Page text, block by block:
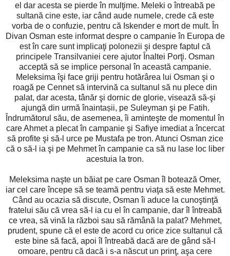
el dar acesta se pierde în mulţime. Meleki o întreabă pe
sultană cine este, iar când aude numele, crede că este
vorba de o confuzie, pentru că Iskender e mort de mult. În
Divan Osman este informat despre o campanie în Europa de
est în care sunt implicaţi polonezii şi despre faptul că
principele Transilvaniei cere ajutor Înaltei Porţi. Osman
acceptă să se implice personal în această campanie.
Meleksima îşi face griji pentru hotărârea lui Osman şi o
roagă pe Cennet să intervină ca sultanul să nu plece din
palat, dar acesta, tânăr şi dornic de glorie, visează să-şi
ajungă din urmă înaintașii, pe Suleyman şi pe Fatih.
Îndrumătorul său, de asemenea, îi aminteşte de momentul în
care Ahmet a plecat în campanie şi Safiye imediat a încercat
să profite şi să-l urce pe Mustafa pe tron. Atunci Osman zice
că o să-l ia şi pe Mehmet în campanie ca să nu lase loc liber
acestuia la tron.
Meleksima naşte un băiat pe care Osman îl botează Omer,
iar cel care începe să se teamă pentru viaţa să este Mehmet.
Când au ocazia să discute, Osman îi aduce la cunoştinţă
fratelui său că vrea să-l ia cu el în campanie, dar îl întreabă
ce vrea, să vină la război sau să rămână la palat? Mehmet,
prudent, spune că el este de acord cu orice zice sultanul că
este bine să facă, apoi îl întreabă dacă are de gând să-l
omoare, pentru că dacă i s-a născut un prinţ, aşa cere